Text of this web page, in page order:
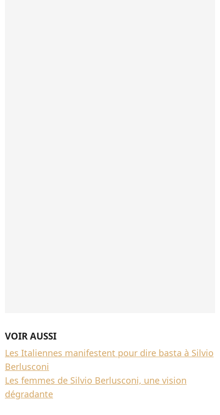
VOIR AUSSI
Les Italiennes manifestent pour dire basta à Silvio
Berlusconi
Les femmes de Silvio Berlusconi, une vision
dégradante